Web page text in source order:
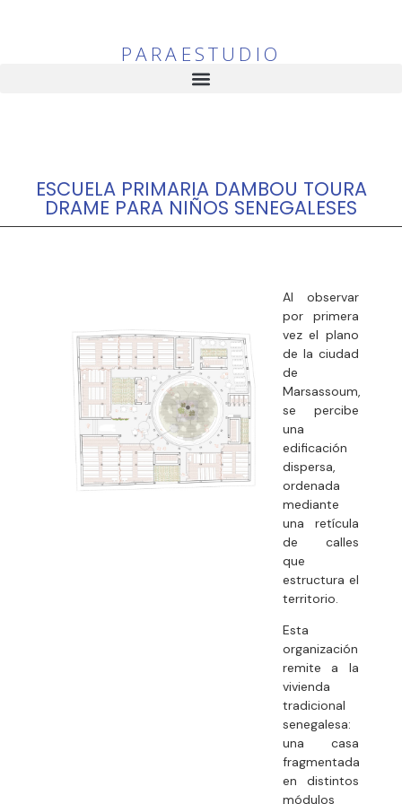
PARAESTUDIO
ESCUELA PRIMARIA DAMBOU TOURA
DRAME PARA NIÑOS SENEGALESES
Al observar
por primera
vez el plano
de la ciudad
de
Marsassoum,
se percibe
una
edificación
dispersa,
ordenada
mediante
una retícula
de calles
que
estructura el
territorio.
Esta
organización
remite a la
vivienda
tradicional
senegalesa:
una casa
fragmentada
en distintos
módulos